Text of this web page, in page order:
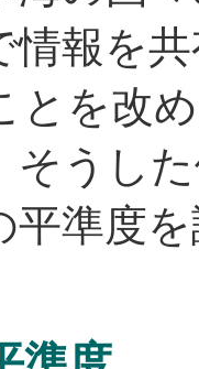
情報を
とを改
うし
平準度